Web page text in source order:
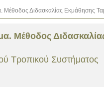
Διδασκαλίας Εκμάθησης
Μέθοδος
Τροπικού Συστήματος